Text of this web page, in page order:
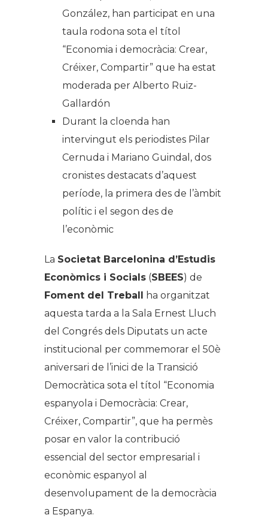
González, han participat en una
taula rodona sota el títol
“Economia i democràcia: Crear,
Créixer, Compartir” que ha estat
moderada per Alberto Ruiz-
Gallardón
Durant la cloenda han
intervingut els periodistes Pilar
Cernuda i Mariano Guindal, dos
cronistes destacats d’aquest
període, la primera des de l’àmbit
polític i el segon des de
l’econòmic
La Societat Barcelonina d’Estudis
Econòmics i Socials (SBEES) de
Foment del Treball
ha organitzat
aquesta tarda a la Sala Ernest Lluch
del Congrés dels Diputats un acte
institucional per commemorar el 50è
aniversari de l’inici de la Transició
Democràtica sota el títol “Economia
espanyola i Democràcia: Crear,
Créixer, Compartir”, que ha permès
posar en valor la contribució
essencial del sector empresarial i
econòmic espanyol al
desenvolupament de la democràcia
a Espanya.